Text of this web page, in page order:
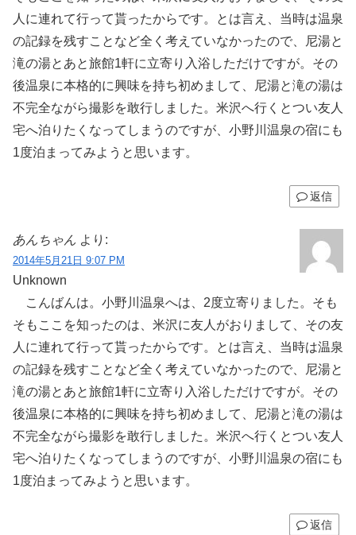
人に連れて行って貰ったからです。とは言え、当時は温泉
の記録を残すことなど全く考えていなかったので、尼湯と
滝の湯とあと旅館1軒に立寄り入浴しただけですが。その
後温泉に本格的に興味を持ち初めまして、尼湯と滝の湯は
不完全ながら撮影を敢行しました。米沢へ行くとつい友人
宅へ泊りたくなってしまうのですが、小野川温泉の宿にも
1度泊まってみようと思います。
返信
あんちゃん より:
2014年5月21日 9:07 PM
Unknown
こんばんは。小野川温泉へは、2度立寄りました。そも
そもここを知ったのは、米沢に友人がおりまして、その友
人に連れて行って貰ったからです。とは言え、当時は温泉
の記録を残すことなど全く考えていなかったので、尼湯と
滝の湯とあと旅館1軒に立寄り入浴しただけですが。その
後温泉に本格的に興味を持ち初めまして、尼湯と滝の湯は
不完全ながら撮影を敢行しました。米沢へ行くとつい友人
宅へ泊りたくなってしまうのですが、小野川温泉の宿にも
1度泊まってみようと思います。
返信